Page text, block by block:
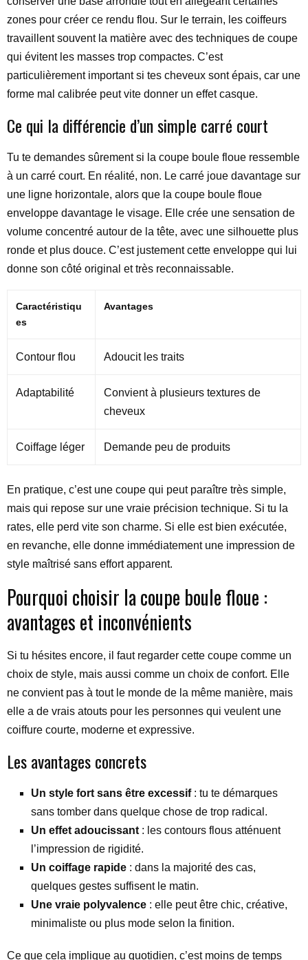
zones pour créer ce rendu flou. Sur le terrain, les coiffeurs
travaillent souvent la matière avec des techniques de coupe
qui évitent les masses trop compactes. C’est
particulièrement important si tes cheveux sont épais, car une
forme mal calibrée peut vite donner un effet casque.
Ce qui la différencie d’un simple carré court
Tu te demandes sûrement si la coupe boule floue ressemble
à un carré court. En réalité, non. Le carré joue davantage sur
une ligne horizontale, alors que la coupe boule floue
enveloppe davantage le visage. Elle crée une sensation de
volume concentré autour de la tête, avec une silhouette plus
ronde et plus douce. C’est justement cette enveloppe qui lui
donne son côté original et très reconnaissable.
Caractéristiqu
es
Avantages
Contour flou Adoucit les traits
Adaptabilité
Convient à plusieurs textures de
cheveux
Coiffage léger Demande peu de produits
En pratique, c’est une coupe qui peut paraître très simple,
mais qui repose sur une vraie précision technique. Si tu la
rates, elle perd vite son charme. Si elle est bien exécutée,
en revanche, elle donne immédiatement une impression de
style maîtrisé sans effort apparent.
Pourquoi choisir la coupe boule floue :
avantages et inconvénients
Si tu hésites encore, il faut regarder cette coupe comme un
choix de style, mais aussi comme un choix de confort. Elle
ne convient pas à tout le monde de la même manière, mais
elle a de vrais atouts pour les personnes qui veulent une
coiffure courte, moderne et expressive.
Les avantages concrets
Un style fort sans être excessif: tu te démarques
sans tomber dans quelque chose de trop radical.
Un effet adoucissant : les contours flous atténuent
l’impression de rigidité.
Un coiffage rapide : dans la majorité des cas,
quelques gestes suffisent le matin.
Une vraie polyvalence : elle peut être chic, créative,
minimaliste ou plus mode selon la finition.
Ce que cela implique au quotidien, c’est moins de temps